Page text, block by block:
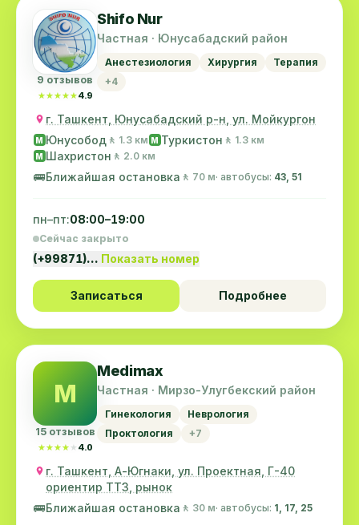
9 отзывов
★★★★★
★★★★★4.9
Shifo Nur
Частная · Юнусабадский район
Анестезиология Хирургия
Терапия
+4
г. Ташкент, Юнусабадский р-н, ул. Мойкургон
M Юнусобод 🚶 1.3 км M Туркистон 🚶 1.3 км
M Шахристон 🚶 2.0 км
🚌Ближайшая остановка 🚶 70 м· автобусы: 43, 51
пн–пт:08:00–19:00
Сейчас закрыто
(+99871)… Показать номер
Записаться Подробнее
M
15 отзывов
★★★★★
★★★★★ 4.0
Medimax
Частная · Мирзо-Улугбекский район
Гинекология
Неврология
Проктология
+7
г. Ташкент, А-Югнаки, ул. Проектная, Г-40
ориентир ТТЗ, рынок
🚌Ближайшая остановка 🚶 30 м· автобусы: 1, 17, 25